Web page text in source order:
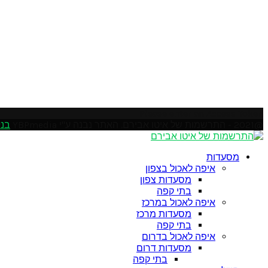
מסעדות
איפה לאכול בצפון
מסעדות צפון
בתי קפה
איפה לאכול במרכז
מסעדות מרכז
בתי קפה
איפה לאכול בדרום
מסעדות דרום
בתי קפה